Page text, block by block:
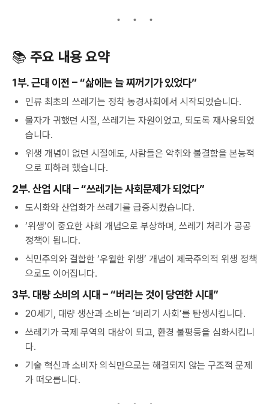
📚 주요 내용 요약
1부. 근대 이전 – “삶에는 늘 찌꺼기가 있었다”
인류 최초의 쓰레기는 정착 농경사회에서 시작되었습니다.
물자가 귀했던 시절, 쓰레기는 자원이었고, 되도록 재사용되었
습니다.
위생 개념이 없던 시절에도, 사람들은 악취와 불결함을 본능적
으로 피하려 했습니다.
2부. 산업 시대 – “쓰레기는 사회문제가 되었다”
도시화와 산업화가 쓰레기를 급증시켰습니다.
‘위생’이 중요한 사회 개념으로 부상하며, 쓰레기 처리가 공공
정책이 됩니다.
식민주의와 결합한 ‘우월한 위생’ 개념이 제국주의적 위생 정책
으로도 이어집니다.
3부. 대량 소비의 시대 – “버리는 것이 당연한 시대”
20세기, 대량 생산과 소비는 ‘버리기 사회’를 탄생시킵니다.
쓰레기가 국제 무역의 대상이 되고, 환경 불평등을 심화시킵니
다.
기술 혁신과 소비자 의식만으로는 해결되지 않는 구조적 문제
가 떠오릅니다.